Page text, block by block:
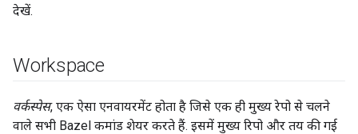
देखें.
Workspace
वर्कस्पेस, एक ऐसा एनवायरमेंट होता है जिसे एक ही मुख्य रेपो से चलने
वाले सभी Bazel कमांड शेयर करते हैं. इसमें मुख्य रिपो और तय की गई